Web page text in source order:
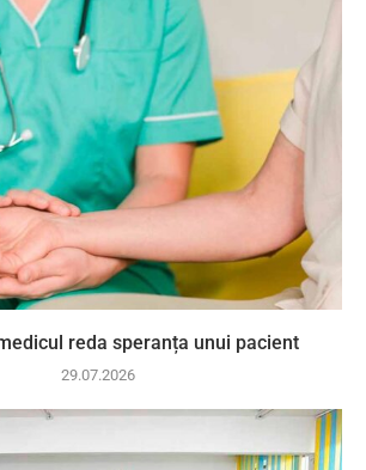
reda speranța unui pacient
29.07.2026